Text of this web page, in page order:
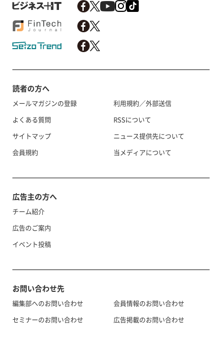
読者の方へ
メールマガジンの登録
よくある質問
サイトマップ
会員規約
利用規約／外部送信
RSSについて
ニュース提供先について
当メディアについて
広告主の方へ
チーム紹介
広告のご案内
イベント投稿
お問い合わせ先
編集部へのお問い合わせ
セミナーのお問い合わせ
会員情報のお問い合わせ
広告掲載のお問い合わせ